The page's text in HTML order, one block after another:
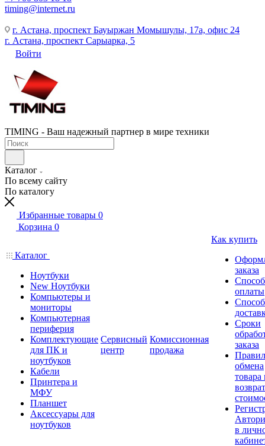
timing@internet.ru
г. Астана, проспект Бауыржан Момышулы, 17а, офис 24
г. Астана, проспект Сарыарка, 5
Войти
TIMING - Ваш надежный партнер в мире техники
Каталог
По всему сайту
По каталогу
Избранные товары 0
Корзина 0
Каталог
Ноутбуки
New Ноутбуки
Компьютеры и
мониторы
Компьютерная
периферия
Комплектующие
для ПК и
ноутбуков
Кабели
Принтера и
МФУ
Планшет
Аксессуары для
ноутбуков
Сервисный
центр
Комиссионная
продажа
Как купить
заказа
оплаты
Сроки
заказа
обмена
товара
в